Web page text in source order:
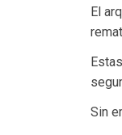
El
Sin